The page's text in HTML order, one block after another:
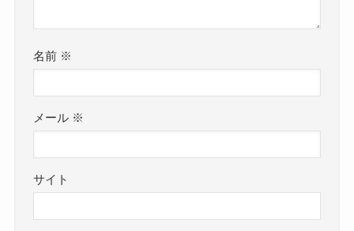
名前 ※
メール ※
サイト